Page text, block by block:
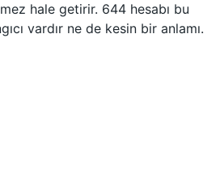
hale getirir. 644 hesabı bu
vardır ne de kesin bir anlamı.